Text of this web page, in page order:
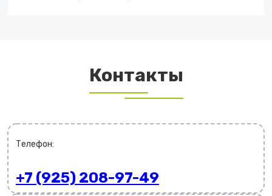
Контакты
Телефон:
+7 (925) 208-97-49